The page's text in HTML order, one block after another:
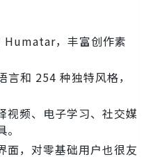
Humatar，丰富创作素
言和 254 种独特风格，
视频、电子学习、社交媒
面，对零基础用户也很友